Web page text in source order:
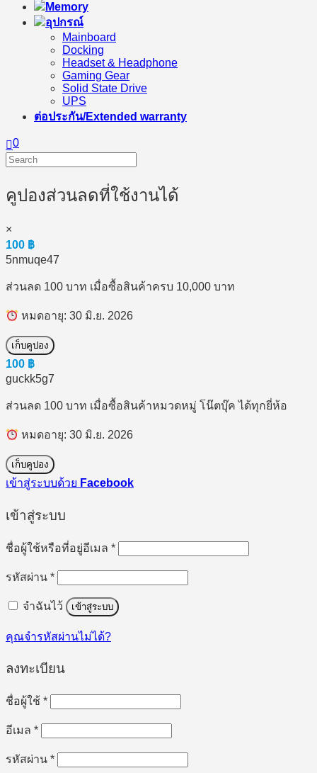
Memory
อุปกรณ์
Mainboard
Docking
Headset & Headphone
Gaming Gear
Solid State Drive
UPS
ต่อประกัน/Extended warranty
0
คูปองส่วนลดที่ใช้งานได้
×
100 ฿
5nmuqe47
ส่วนลด 100 บาท เมื่อซื้อสินค้าครบ 10,000 บาท
หมดอายุ: 30 มิ.ย. 2026
เก็บคูปอง
100 ฿
guckk5g7
ส่วนลด 100 บาท เมื่อซื้อสินค้าหมวดหมู่ โน๊ตบุ๊ค ได้ทุกยี่ห้อ
หมดอายุ: 30 มิ.ย. 2026
เก็บคูปอง
เข้าสู่ระบบด้วย Facebook
เข้าสู่ระบบ
ชื่อผู้ใช้หรือที่อยู่อีเมล *ต้องการ
รหัสผ่าน *ต้องการ
จำฉันไว้ เข้าสู่ระบบ
คุณจำรหัสผ่านไม่ได้?
ลงทะเบียน
ชื่อผู้ใช้ *ต้องการ
อีเมล *ต้องการ
รหัสผ่าน *ต้องการ